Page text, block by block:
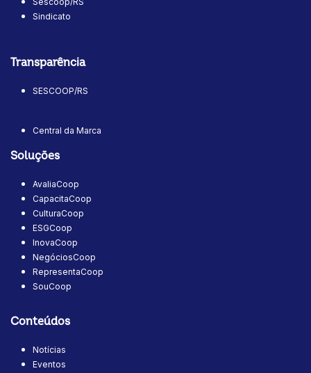
Sindicato
Transparência
SESCOOP/RS
Central da Marca
Soluções
AvaliaCoop
CapacitaCoop
CulturaCoop
ESGCoop
InovaCoop
NegóciosCoop
RepresentaCoop
SouCoop
Conteúdos
Notícias
Eventos